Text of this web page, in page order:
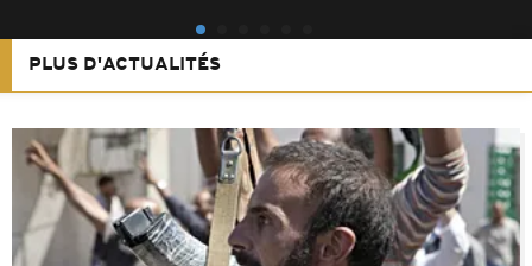
PLUS D'ACTUALITÉS